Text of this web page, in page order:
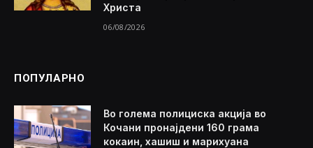
Христа
06/08/2026
ПОПУЛАРНО
Во голема полициска акција во
Кочани пронајдени 160 грама
кокаин, хашиш и марихуана